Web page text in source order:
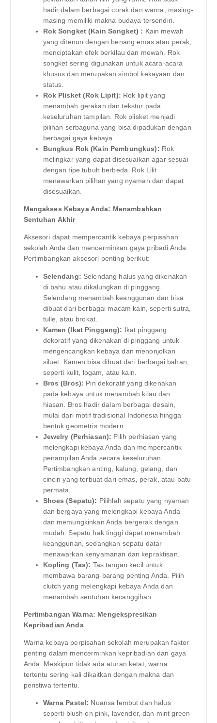
hadir dalam berbagai corak dan warna, masing-
masing memiliki makna budaya tersendiri.
Rok Songket (Kain Songket) : Kain mewah
yang ditenun dengan benang emas atau perak,
menciptakan efek berkilau dan mewah. Rok
songket sering digunakan untuk acara-acara
khusus dan merupakan simbol kekayaan dan
status.
Rok Plisket (Rok Lipit): Rok lipit yang
menambah gerakan dan tekstur pada
keseluruhan tampilan. Rok plisket menjadi
pilihan serbaguna yang bisa dipadukan dengan
berbagai gaya kebaya.
Bungkus Rok (Kain Pembungkus): Rok
melingkar yang dapat disesuaikan agar sesuai
dengan tipe tubuh berbeda. Rok Lilit
menawarkan pilihan yang nyaman dan dapat
disesuaikan.
Mengakses Kebaya Anda: Menambahkan
Sentuhan Akhir
Aksesori dapat mempercantik kebaya perpisahan
sekolah Anda dan mencerminkan gaya pribadi Anda.
Pertimbangkan aksesori penting berikut:
Selendang: Selendang halus yang dikenakan
di bahu atau dikalungkan di pinggang.
Selendang menambah keanggunan dan bisa
dibuat dari berbagai macam kain, seperti sutra,
tulle, atau brokat.
Kamen (Ikat Pinggang): Ikat pinggang
dekoratif yang dikenakan di pinggang untuk
mengencangkan kebaya dan menonjolkan
siluet. Kamen bisa dibuat dari berbagai bahan,
seperti kulit, logam, atau kain.
Bros (Bros): Pin dekoratif yang dikenakan
pada kebaya untuk menambah kilau dan
hiasan. Bros hadir dalam berbagai desain,
mulai dari motif tradisional Indonesia hingga
bentuk geometris modern.
Jewelry (Perhiasan): Pilih perhiasan yang
melengkapi kebaya Anda dan mempercantik
penampilan Anda secara keseluruhan.
Pertimbangkan anting, kalung, gelang, dan
cincin yang terbuat dari emas, perak, atau batu
permata.
Shoes (Sepatu): Pilihlah sepatu yang nyaman
dan bergaya yang melengkapi kebaya Anda
dan memungkinkan Anda bergerak dengan
mudah. Sepatu hak tinggi dapat menambah
keanggunan, sedangkan sepatu datar
menawarkan kenyamanan dan kepraktisan.
Kopling (Tas): Tas tangan kecil untuk
membawa barang-barang penting Anda. Pilih
clutch yang melengkapi kebaya Anda dan
menambah sentuhan kecanggihan.
Pertimbangan Warna: Mengekspresikan
Kepribadian Anda
Warna kebaya perpisahan sekolah merupakan faktor
penting dalam mencerminkan kepribadian dan gaya
Anda. Meskipun tidak ada aturan ketat, warna
tertentu sering kali dikaitkan dengan makna dan
peristiwa tertentu.
Warna Pastel: Nuansa lembut dan halus
seperti blush on pink, lavender, dan mint green